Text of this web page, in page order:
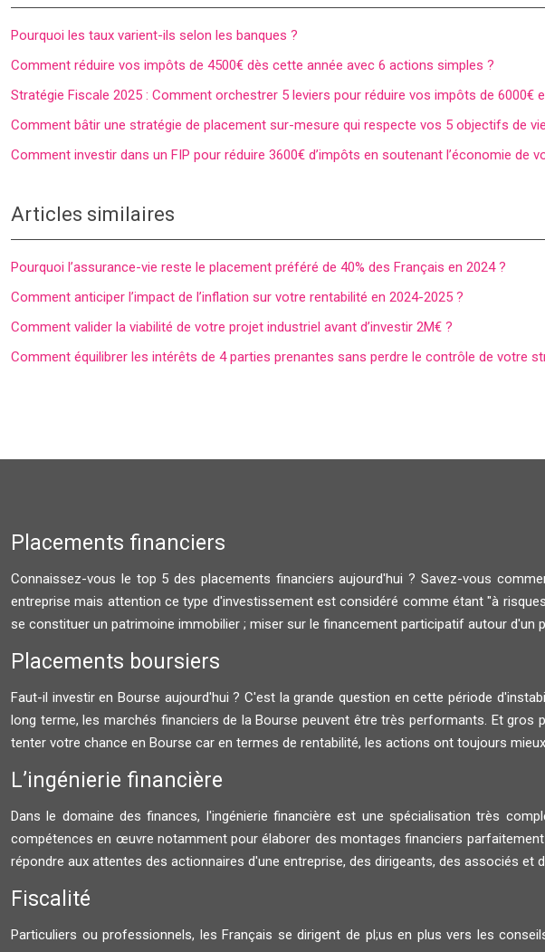
Pourquoi les taux varient-ils selon les banques ?
Comment réduire vos impôts de 4500€ dès cette année avec 6 actions simples ?
Stratégie Fiscale 2025 : Comment orchestrer 5 leviers pour réduire vos impôts de 6000€
Comment bâtir une stratégie de placement sur-mesure qui respecte vos 5 objectifs de
Comment investir dans un FIP pour réduire 3600€ d’impôts en soutenant l’économie de
Articles similaires
Pourquoi l’assurance-vie reste le placement préféré de 40% des Français en 2024 ?
Comment anticiper l’impact de l’inflation sur votre rentabilité en 2024-2025 ?
Comment valider la viabilité de votre projet industriel avant d’investir 2M€ ?
Comment équilibrer les intérêts de 4 parties prenantes sans perdre le contrôle de votre
Placements financiers
Connaissez-vous le top 5 des placements financiers aujourd'hui ? Savez-vous
entreprise mais attention ce type d'investissement est considéré comme étant "à
se constituer un patrimoine immobilier ; miser sur le financement participatif autour d'un
Placements boursiers
Faut-il investir en Bourse aujourd'hui ? C'est la grande question en cette période
long terme, les marchés financiers de la Bourse peuvent être très performants. Et
tenter votre chance en Bourse car en termes de rentabilité, les actions ont toujours
L’ingénierie financière
Dans le domaine des finances, l'ingénierie financière est une spécialisation très
compétences en œuvre notamment pour élaborer des montages financiers
répondre aux attentes des actionnaires d'une entreprise, des dirigeants, des associés et
Fiscalité
Particuliers ou professionnels, les Français se dirigent de pl;us en plus vers les